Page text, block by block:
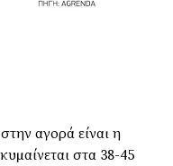
αγορά είναι η
στα 38-45